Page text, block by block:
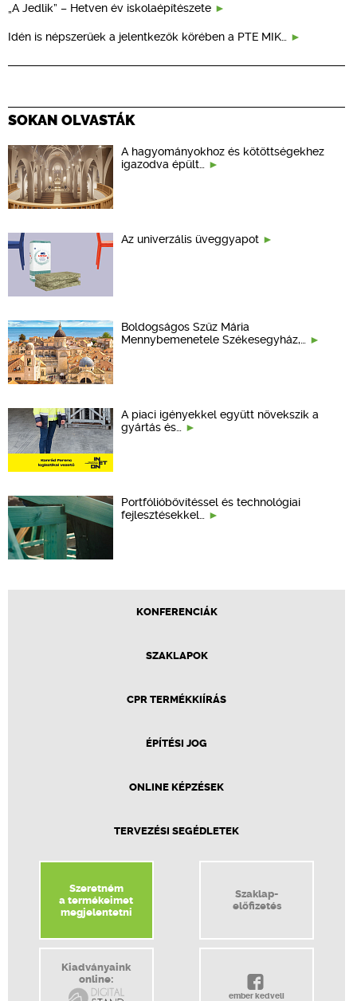
„A Jedlik” – Hetven év iskolaépítészete
Idén is népszerűek a jelentkezők körében a PTE MIK…
SOKAN OLVASTÁK
A hagyományokhoz és kötöttségekhez
igazodva épült…
Az univerzális üveggyapot
Boldogságos Szűz Mária
Mennybemenetele Székesegyház,…
A piaci igényekkel együtt növekszik a
gyártás és…
Portfólióbővítéssel és technológiai
fejlesztésekkel…
KONFERENCIÁK
SZAKLAPOK
CPR TERMÉKKIÍRÁS
ÉPÍTÉSI JOG
ONLINE KÉPZÉSEK
TERVEZÉSI SEGÉDLETEK
Szeretném
a termékeimet
megjelentetni
Szaklap-
előfizetés
Kiadványaink
online:
ember kedveli